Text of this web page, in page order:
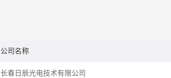
公司名称
长春日辰光电技术有限公司